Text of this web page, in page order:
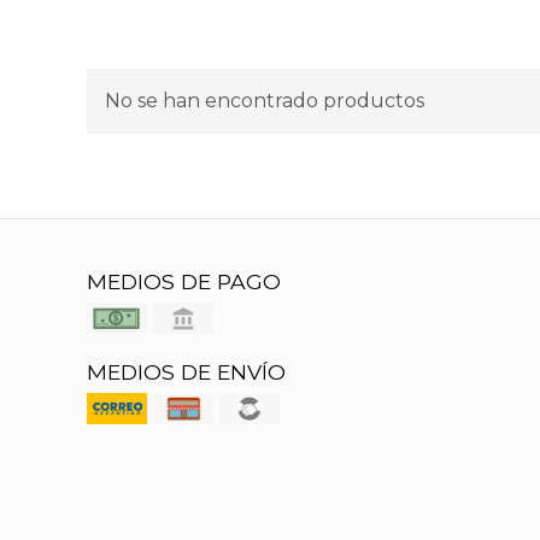
No se han encontrado productos
MEDIOS DE PAGO
MEDIOS DE ENVÍO